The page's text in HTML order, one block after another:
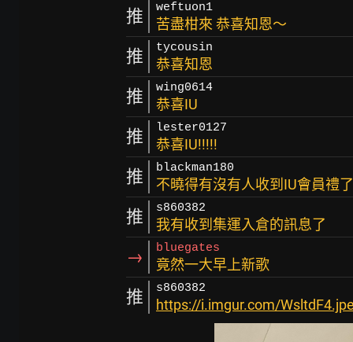
推 weftuon1
苦盡柑來 恭喜知恩～
推 tycousin
恭喜知恩
推 wing0614
恭喜IU
推 lester0127
恭喜IU!!!!!
推 blackman180
不曉得有沒有人收到IU會員禮
推 s860382
我有收到集運入倉的訊息了
→ bluegates
竟然一大早上新歌
推 s860382
https://i.imgur.com/